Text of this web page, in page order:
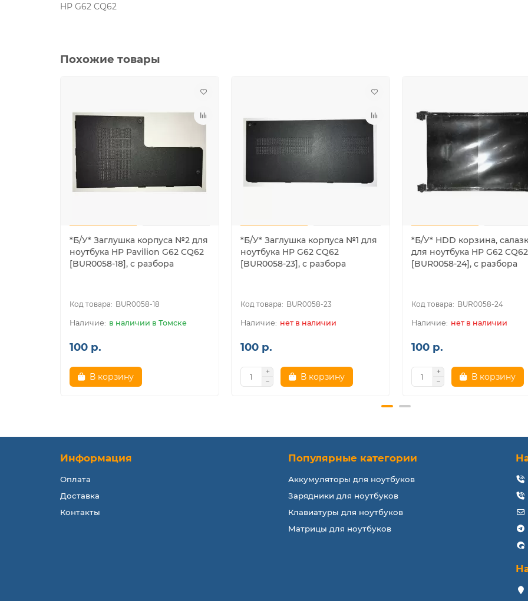
HP G62 CQ62
Похожие товары
*Б/У* Заглушка корпуса №2 для
ноутбука HP Pavilion G62 CQ62
[BUR0058-18], с разбора
BUR0058-18
в наличии в Томске
100 р.
В корзину
*Б/У* Заглушка корпуса №1 для
ноутбука HP G62 CQ62
[BUR0058-23], с разбора
BUR0058-23
нет в наличии
100 р.
В корзину
*Б/У* HDD корзина,
для ноутбука HP G62 CQ62
[BUR0058-24], с разбора
BUR0058-24
нет в наличии
100 р.
В корзину
Информация
Оплата
Доставка
Контакты
Популярные категории
Аккумуляторы для ноутбуков
Зарядники для ноутбуков
Клавиатуры для ноутбуков
Матрицы для ноутбуков